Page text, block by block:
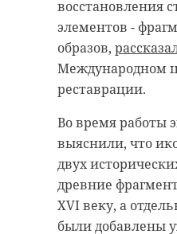
восстановления
элементов -
образов,
Международном
реставрации.
Во время работы
выяснили, что
двух
древние
XVI веку, а
были добавлены
который
деньги.
суд
которая,
для
По этому
службой